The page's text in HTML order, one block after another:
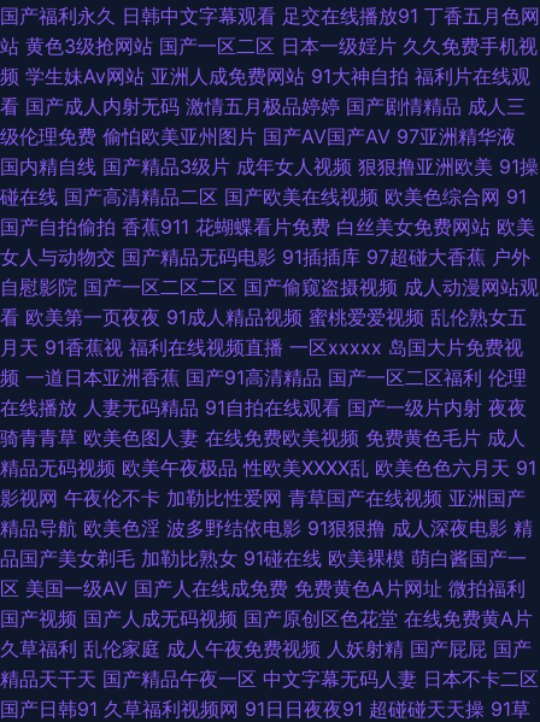
人操夜夜爽 四虎色综合 18欧美午夜网站 auv28少妇 超碰ab 东京热comcn
韩国级AV免费看 九一传媒影视传媒 四虎怎么播放失败 亚洲另类性 91豆花视
频18 91香蕉嫩草影视 www69视频 超碰天堂网 熟女丝袜91 97偷偷碰狼人 超
碰pron 东京热色图片网 黑丝足交视频网站 久草欧美视频 狼友基地91 日本人
妖五区 伪娘互操 足交视频在线看 91深夜福利一区 av三级操 变态另类色站
豆花黄色片 国产浮力 国产自自免费 精品天天爽天天干 麻豆瑟瑟视频 欧美成
人黄色 人妖伪娘在线视频 午夜福利院产业 亚洲免费成人片 91视频人口 99就
要操逼 超碰人人青青99 豆花Va官网 海角传媒AV 精东视频传媒 久草福利视
频蜜桃 另类激情另类 欧美综合 亚洲欧美专区 91n91c 91黄页网址 超碰伊人
久久 www99爱视频 国产人妖在线观看 人妻骚午夜 天天肏视频 亚洲欧美日
韩成人 91大片 99导航 波多野吉衣电影 成人AV资源网站 国产情侣久久 黄色
片子网站 日韩成人在线网址 午夜激情网址 伊人成人香蕉网 91视频9999 成
国产福利永久 日韩中文字幕观看 足交在线播放91 丁香五月色网
站 黄色3级抢网站 国产一区二区 日本一级婬片 久久免费手机视
频 学生妹Av网站 亚洲人成免费网站 91大神自拍 福利片在线观
看 国产成人内射无码 激情五月极品婷婷 国产剧情精品 成人三
级伦理免费 偷怕欧美亚州图片 国产AV国产AV 97亚洲精华液
国内精自线 国产精品3级片 成年女人视频 狠狠撸亚洲欧美 91操
碰在线 国产高清精品二区 国产欧美在线视频 欧美色综合网 91
国产自拍偷拍 香蕉911 花蝴蝶看片免费 白丝美女免费网站 欧美
女人与动物交 国产精品无码电影 91插插库 97超碰大香蕉 户外
自慰影院 国产一区二区二区 国产偷窥盗摄视频 成人动漫网站观
看 欧美第一页夜夜 91成人精品视频 蜜桃爱爱视频 乱伦熟女五
月天 91香蕉视 福利在线视频直播 一区xxxxx 岛国大片免费视
频 一道日本亚洲香蕉 国产91高清精品 国产一区二区福利 伦理
在线播放 人妻无码精品 91自拍在线观看 国产一级片内射 夜夜
骑青青草 欧美色图人妻 在线免费欧美视频 免费黄色毛片 成人
精品无码视频 欧美午夜极品 性欧美ⅩⅩⅩⅩ乱 欧美色色六月天 91
影视网 午夜伦不卡 加勒比性爱网 青草国产在线视频 亚洲国产
精品导航 欧美色淫 波多野结依电影 91狠狠撸 成人深夜电影 精
品国产美女剃毛 加勒比熟女 91碰在线 欧美裸模 萌白酱国产一
区 美国一级AV 国产人在线成免费 免费黄色A片网址 微拍福利
国产视频 国产人成无码视频 国产原创区色花堂 在线免费黄A片
久草福利 乱伦家庭 成人午夜免费视频 人妖射精 国产屁屁 国产
精品天干天 国产精品午夜一区 中文字幕无码人妻 日本不卡二区
国产日韩91 久草福利视频网 91日日夜夜91 超碰碰天天操 91草